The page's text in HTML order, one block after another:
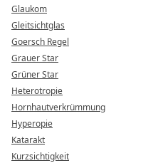
Glaukom
Gleitsichtglas
Goersch Regel
Grauer Star
Grüner Star
Heterotropie
Hornhautverkrümmung
Hyperopie
Katarakt
Kurzsichtigkeit